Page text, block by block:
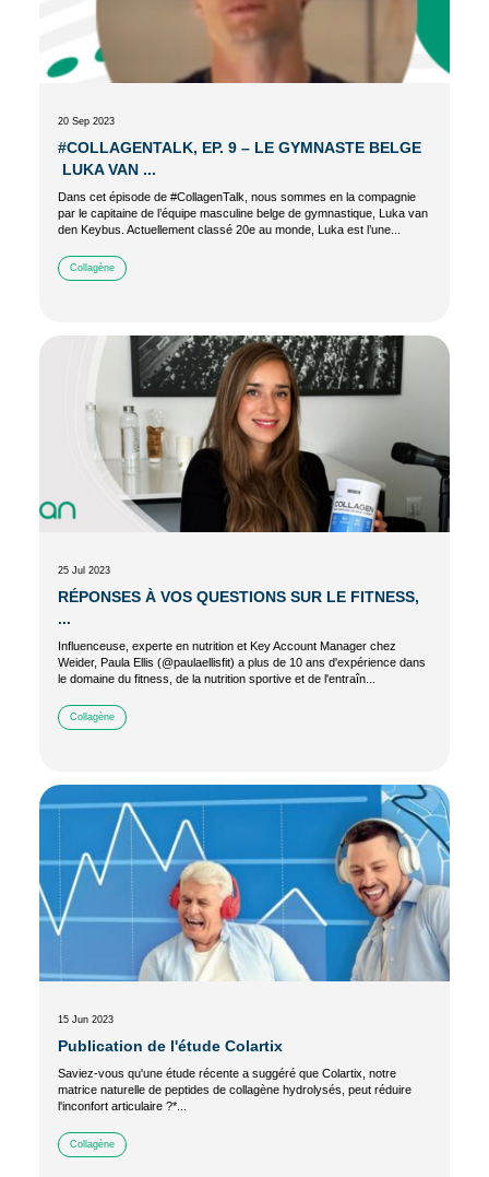
20 Sep 2023
#COLLAGENTALK, EP. 9 – LE GYMNASTE BELGE
LUKA VAN ...
Dans cet épisode de #CollagenTalk, nous sommes en la compagnie
par le capitaine de l’équipe masculine belge de gymnastique, Luka van
den Keybus. Actuellement classé 20e au monde, Luka est l’une...
Collagène
25 Jul 2023
RÉPONSES À VOS QUESTIONS SUR LE FITNESS,
...
Influenceuse, experte en nutrition et Key Account Manager chez
Weider, Paula Ellis (@paulaellisfit) a plus de 10 ans d'expérience dans
le domaine du fitness, de la nutrition sportive et de l'entraîn...
Collagène
15 Jun 2023
Publication de l'étude Colartix
Saviez-vous qu'une étude récente a suggéré que Colartix, notre
matrice naturelle de peptides de collagène hydrolysés, peut réduire
l'inconfort articulaire ?*...
Collagène